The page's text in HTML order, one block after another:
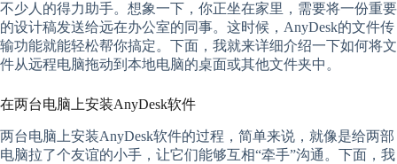
不少人的得力助手。想象一下，你正坐在家里，需要将一份重要
的设计稿发送给远在办公室的同事。这时候，AnyDesk的文件传
输功能就能轻松帮你搞定。下面，我就来详细介绍一下如何将文
件从远程电脑拖动到本地电脑的桌面或其他文件夹中。
在两台电脑上安装AnyDesk软件
两台电脑上安装AnyDesk软件的过程，简单来说，就像是给两部
电脑拉了个友谊的小手，让它们能够互相“牵手”沟通。下面，我